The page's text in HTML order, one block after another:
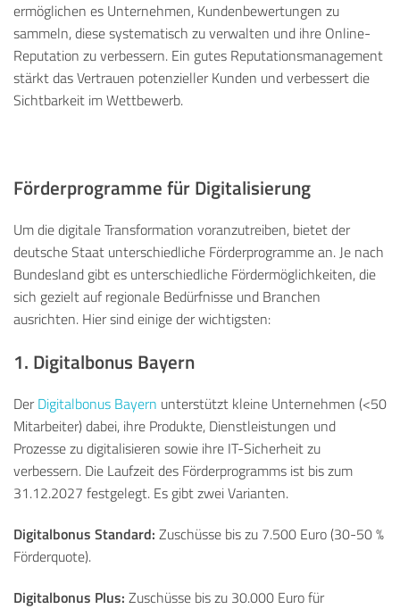
ermöglichen es Unternehmen, Kundenbewertungen zu
sammeln, diese systematisch zu verwalten und ihre Online-
Reputation zu verbessern. Ein gutes Reputationsmanagement
stärkt das Vertrauen potenzieller Kunden und verbessert die
Sichtbarkeit im Wettbewerb.
Förderprogramme für Digitalisierung
Um die digitale Transformation voranzutreiben, bietet der
deutsche Staat unterschiedliche Förderprogramme an. Je nach
Bundesland gibt es unterschiedliche Fördermöglichkeiten, die
sich gezielt auf regionale Bedürfnisse und Branchen
ausrichten. Hier sind einige der wichtigsten:
1. Digitalbonus Bayern
DerDigitalbonus Bayern unterstützt kleine Unternehmen (<50
Mitarbeiter) dabei, ihre Produkte, Dienstleistungen und
Prozesse zu digitalisieren sowie ihre IT-Sicherheit zu
verbessern. Die Laufzeit des Förderprogramms ist bis zum
31.12.2027 festgelegt. Es gibt zwei Varianten.
Digitalbonus Standard: Zuschüsse bis zu 7.500 Euro (30-50 %
Förderquote).
Digitalbonus Plus: Zuschüsse bis zu 30.000 Euro für